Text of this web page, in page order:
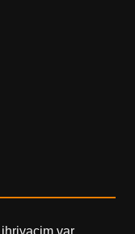
ihriyacim var